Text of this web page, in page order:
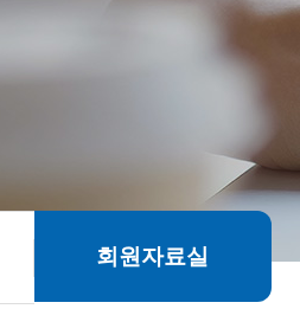
회원자료실